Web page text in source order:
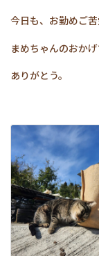
今日も、お勤めご苦
まめちゃんのおか
ありがとう。